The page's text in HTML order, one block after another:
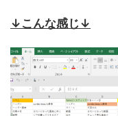
↓こんな感じ↓